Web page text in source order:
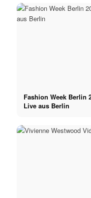
Fashion Week Berlin
Live aus Berlin